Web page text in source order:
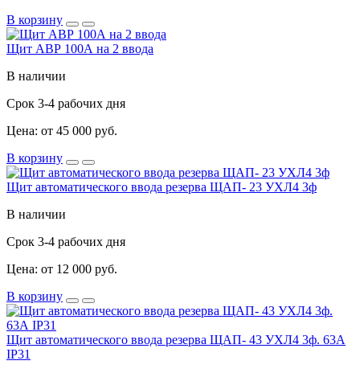
В корзину
Щит АВР 100А на 2 ввода
В наличии
Срок 3-4 рабочих дня
Цена: от 45 000 руб.
В корзину
Щит автоматического ввода резерва ЩАП- 23 УХЛ4 3ф
В наличии
Срок 3-4 рабочих дня
Цена: от 12 000 руб.
В корзину
Щит автоматического ввода резерва ЩАП- 43 УХЛ4 3ф. 63А
IP31